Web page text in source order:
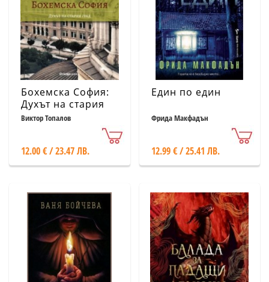
Бохемска София:
Духът на стария
град
Виктор Топалов
12.00 € / 23.47 ЛВ.
Един по един
Фрида Макфадън
12.99 € / 25.41 ЛВ.